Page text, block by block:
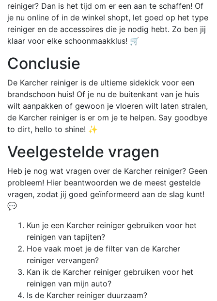
reiniger? Dan is het tijd om er een aan te schaffen! Of
je nu online of in de winkel shopt, let goed op het type
reiniger en de accessoires die je nodig hebt. Zo ben jij
klaar voor elke schoonmaakklus! 🛒
Conclusie
De Karcher reiniger is de ultieme sidekick voor een
brandschoon huis! Of je nu de buitenkant van je huis
wilt aanpakken of gewoon je vloeren wilt laten stralen,
de Karcher reiniger is er om je te helpen. Say goodbye
to dirt, hello to shine! ✨
Veelgestelde vragen
Heb je nog wat vragen over de Karcher reiniger? Geen
probleem! Hier beantwoorden we de meest gestelde
vragen, zodat jij goed geïnformeerd aan de slag kunt!
💬
Kun je een Karcher reiniger gebruiken voor het
reinigen van tapijten?
Hoe vaak moet je de filter van de Karcher
reiniger vervangen?
Kan ik de Karcher reiniger gebruiken voor het
reinigen van mijn auto?
Is de Karcher reiniger duurzaam?